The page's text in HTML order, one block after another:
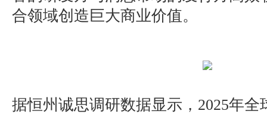
合领域创造巨大商业价值。
据恒州诚思调研数据显示，2025年